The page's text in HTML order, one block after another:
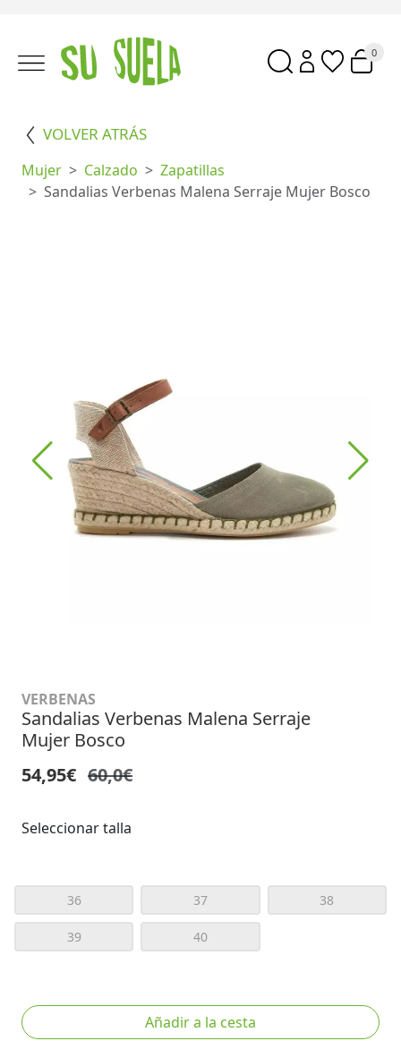
0
VOLVER ATRÁS
Mujer Calzado
Zapatillas
Sandalias Verbenas Malena Serraje Mujer Bosco
VERBENAS
Sandalias Verbenas Malena Serraje
Mujer Bosco
54,95€ 60,0€
Seleccionar talla
36 37 38
39 40